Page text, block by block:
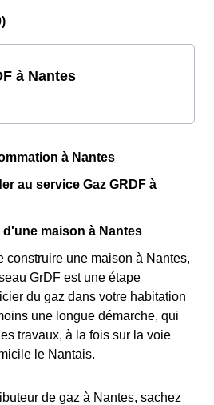
à Nantes
à Nantes
au service Gaz GRDF à
d'une maison à Nantes
construire une maison à Nantes,
GrDF est une étape
du gaz dans votre habitation
une longue démarche, qui
travaux, à la fois sur la voie
le Nantais.
de gaz à Nantes, sachez